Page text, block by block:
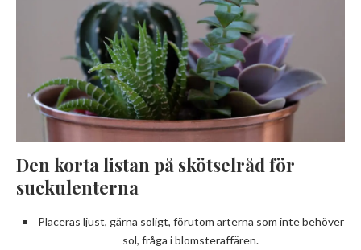
Den korta listan på skötselråd för
suckulenterna
Placeras ljust, gärna soligt, förutom arterna som inte behöver
sol, fråga i blomsteraffären.